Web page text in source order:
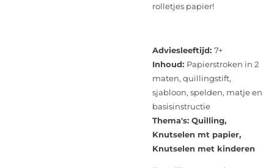
rolletjes papier!
Adviesleeftijd: 7+
Inhoud: Papierstroken in 2
maten, quillingstift,
sjabloon, spelden, matje en
basisinstructie
Thema's: Quilling,
Knutselen mt papier,
Knutselen met kinderen